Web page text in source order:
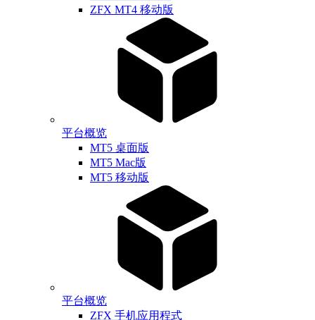
ZFX MT4 移动版
平台概览
MT5 桌面版
MT5 Mac版
MT5 移动版
平台概览
ZFX 手机应用程式